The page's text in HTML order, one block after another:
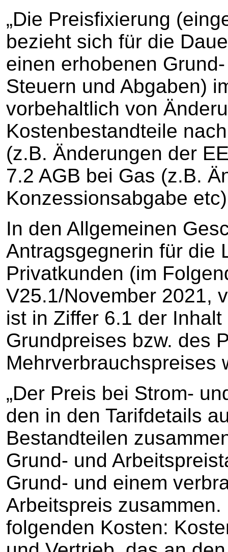
„Die Preisfixierung
bezieht sich für die
einen erhobenen
Steuern und Abgaben)
vorbehaltlich von
Kostenbestandteile
(z.B. Änderungen der
7.2 AGB bei Gas (z.B.
Konzessionsabgabe
In den Allgemeinen
Antragsgegnerin für die
Privatkunden (im
V25.1/November 2021,
ist in Ziffer 6.1 der
Grundpreises bzw. des
Mehrverbrauchspreises
„Der Preis bei Strom-
den in den Tarifdetails
Bestandteilen
Grund- und
Grund- und einem
Arbeitspreis
folgenden Kosten: